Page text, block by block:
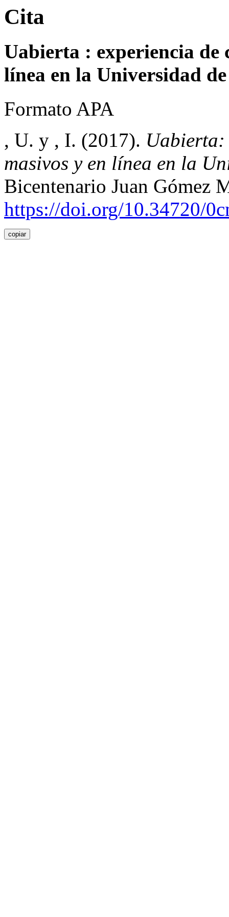
Cita
Uabierta : experiencia de
línea en la Universidad
Formato APA
, U. y , I. (2017). Uabierta:
masivos y en línea en la
Bicentenario Juan Gómez
https://doi.org/10.34720/
copiar